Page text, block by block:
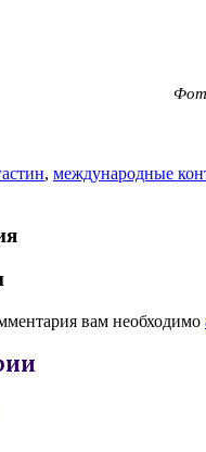
, международные
вам необходимо